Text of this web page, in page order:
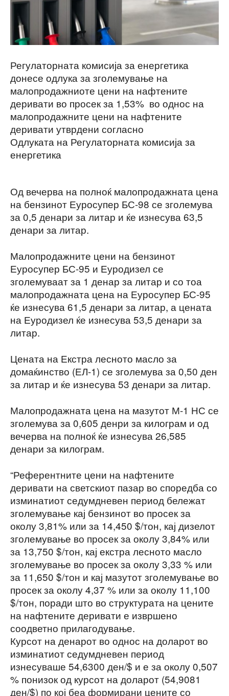
Регулаторната комисија за енергетика
донесе одлука за зголемување на
малопродажниоте цени на нафтените
деривати во просек за 1,53% во однос на
малопродажните цени на нафтените
деривати утврдени согласно
Одлуката на Регулаторната комисија за
енергетика
Од вечерва на полноќ малопродажната цена
на бензинот Еуросупер БС-98 се зголемува
за 0,5 денари за литар и ќе изнесува 63,5
денари за литар.
Малопродажните цени на бензинот
Еуросупер БС-95 и Еуродизел се
зголемуваат за 1 денар за литар и со тоа
малопродажната цена на Еуросупер БС-95
ќе изнесува 61,5 денари за литар, а цената
на Еуродизел ќе изнесува 53,5 денари за
литар.
Цената на Екстра лесното масло за
домаќинство (ЕЛ-1) се зголемува за 0,50 ден
за литар и ќе изнесува 53 денари за литар.
Малопродажната цена на мазутот М-1 НС се
зголемува за 0,605 денри за килограм и од
вечерва на полноќ ќе изнесува 26,585
денари за килограм.
“Референтните цени на нафтените
деривати на светскиот пазар во споредба со
изминатиот седумдневен период бележат
зголемување кај бензинот во просек за
околу 3,81% или за 14,450 $/тон, кај дизелот
зголемување во просек за околу 3,84% или
за 13,750 $/тон, кај екстра лесното масло
зголемување во просек за околу 3,33 % или
за 11,650 $/тон и кај мазутот зголемување во
просек за околу 4,37 % или за околу 11,100
$/тон, поради што во структурата на цените
на нафтените деривати е извршено
соодветно прилагодување.
Курсот на денарот во однос на доларот во
изминатиот седумдневен период
изнесуваше 54,6300 ден/$ и е за околу 0,507
% понизок од курсот на доларот (54,9081
ден/$) по кој беа формирани цените со